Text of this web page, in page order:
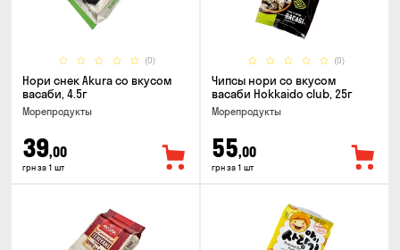
(0)
Нори снек Akura со вкусом
васаби, 4.5г
Морепродукты
39,00
грн за 1 шт
(0)
Чипсы нори со вкусом
васаби Hokkaido club, 25г
Морепродукты
55,00
грн за 1 шт